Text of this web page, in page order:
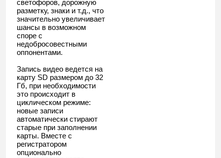
светофоров, дорожную
разметку, знаки и т.д., что
значительно увеличивает
шансы в возможном
споре с
недобросовестными
оппонентами.
Запись видео ведется на
карту SD размером до 32
Гб, при необходимости
это происходит в
циклическом режиме:
новые записи
автоматически стирают
старые при заполнении
карты. Вместе с
регистратором
опционально